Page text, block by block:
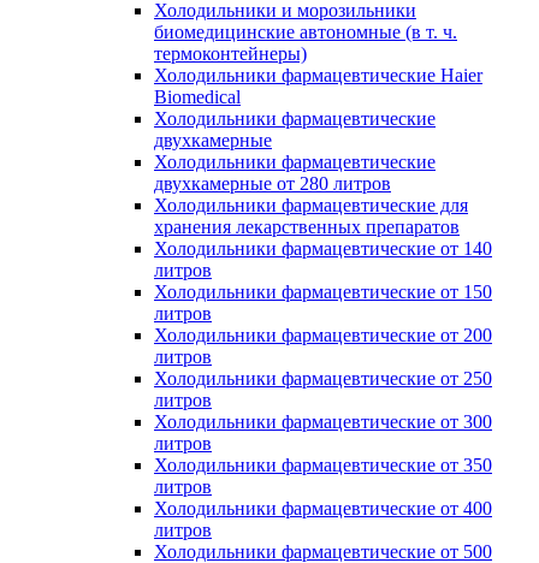
Холодильники и морозильники
биомедицинские автономные (в т. ч.
термоконтейнеры)
Холодильники фармацевтические Haier
Biomedical
Холодильники фармацевтические
двухкамерные
Холодильники фармацевтические
двухкамерные от 280 литров
Холодильники фармацевтические для
хранения лекарственных препаратов
Холодильники фармацевтические от 140
литров
Холодильники фармацевтические от 150
литров
Холодильники фармацевтические от 200
литров
Холодильники фармацевтические от 250
литров
Холодильники фармацевтические от 300
литров
Холодильники фармацевтические от 350
литров
Холодильники фармацевтические от 400
литров
Холодильники фармацевтические от 500